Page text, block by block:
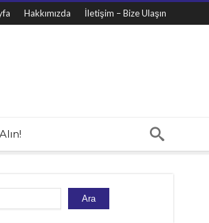
Hakkımızda İletişim – Bize Ulaşın
Ara